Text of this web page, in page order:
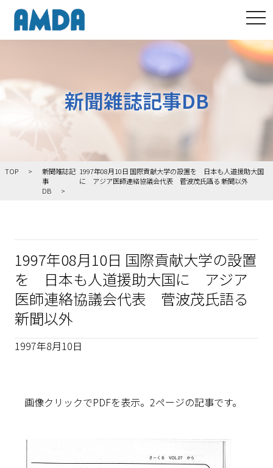
新聞雑誌記事DB
TOP
新聞雑誌記
事
DB
1997年08月10日 国際貢献大学の設置を 日本も人道援助大国
に アジア医師連絡協議会代表 菅波茂氏語る 新聞以外
1997年08月10日 国際貢献大学の設置
を 日本も人道援助大国に アジア
医師連絡協議会代表 菅波茂氏語る
新聞以外
1997年8月10日
画像クリックでPDFを表示。2ページの記事です。